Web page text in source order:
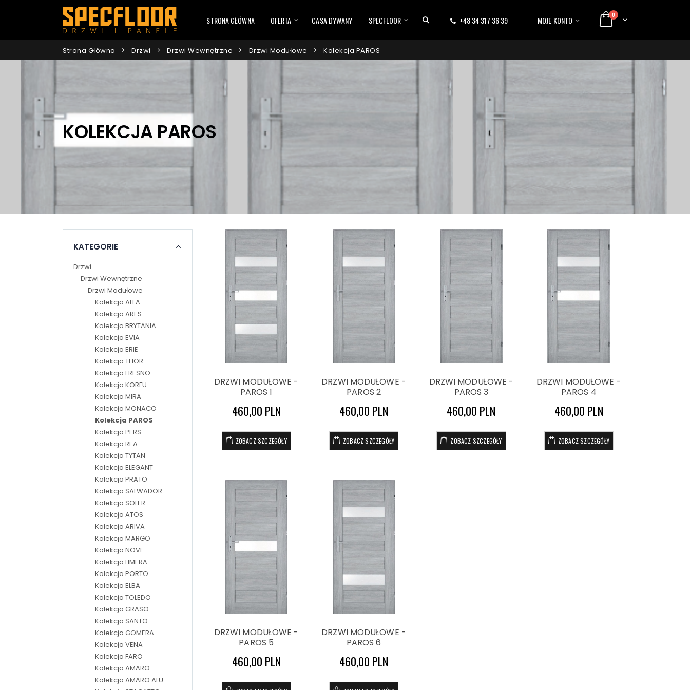
STRONA GŁÓWNA OFERTA CASA DYWANY SPECFLOOR +48 34 317 36 39 MOJE KONTO 0
Strona Główna Drzwi Drzwi Wewnętrzne Drzwi Modułowe Kolekcja PAROS
KOLEKCJA PAROS
KATEGORIE
Drzwi
Drzwi Wewnętrzne
Drzwi Modułowe
Kolekcja ALFA
Kolekcja ARES
Kolekcja BRYTANIA
Kolekcja EVIA
Kolekcja ERIE
Kolekcja THOR
Kolekcja FRESNO
Kolekcja KORFU
Kolekcja MIRA
Kolekcja MONACO
Kolekcja PAROS
Kolekcja PERS
Kolekcja REA
Kolekcja TYTAN
Kolekcja ELEGANT
Kolekcja PRATO
Kolekcja SALWADOR
Kolekcja SOLER
Kolekcja ATOS
Kolekcja ARIVA
Kolekcja MARGO
Kolekcja NOVE
Kolekcja LIMERA
Kolekcja PORTO
Kolekcja ELBA
Kolekcja TOLEDO
Kolekcja GRASO
Kolekcja SANTO
Kolekcja GOMERA
Kolekcja VENA
Kolekcja FARO
Kolekcja AMARO
Kolekcja AMARO ALU
DRZWI MODUŁOWE -
PAROS 1
460,00 PLN
ZOBACZ SZCZEGÓŁY
DRZWI MODUŁOWE -
PAROS 2
460,00 PLN
ZOBACZ SZCZEGÓŁY
DRZWI MODUŁOWE -
PAROS 3
460,00 PLN
ZOBACZ SZCZEGÓŁY
DRZWI MODUŁOWE -
PAROS 4
460,00 PLN
ZOBACZ SZCZEGÓŁY
DRZWI MODUŁOWE -
PAROS 5
460,00 PLN
DRZWI MODUŁOWE -
PAROS 6
460,00 PLN